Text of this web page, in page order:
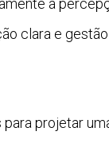
a
clara e
projetar